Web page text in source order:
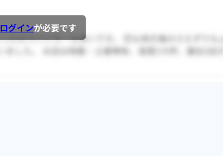
ログインが必要です